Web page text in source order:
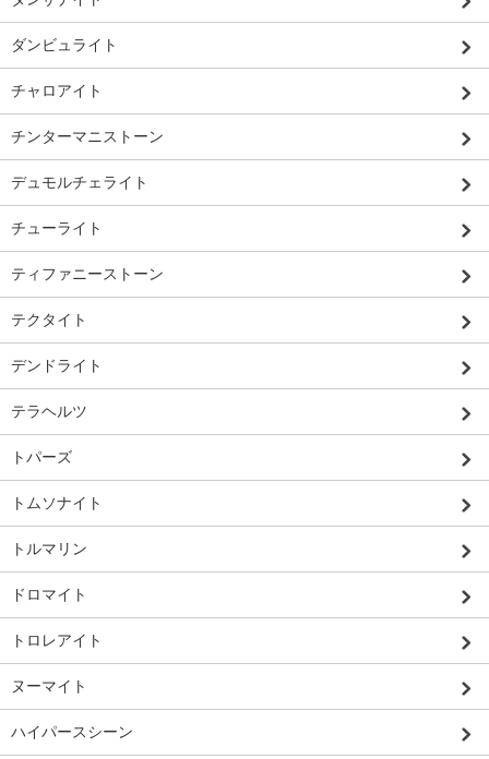
ダンビュライト
チャロアイト
チンターマニストーン
デュモルチェライト
チューライト
ティファニーストーン
テクタイト
デンドライト
テラヘルツ
トパーズ
トムソナイト
トルマリン
ドロマイト
トロレアイト
ヌーマイト
ハイパースシーン